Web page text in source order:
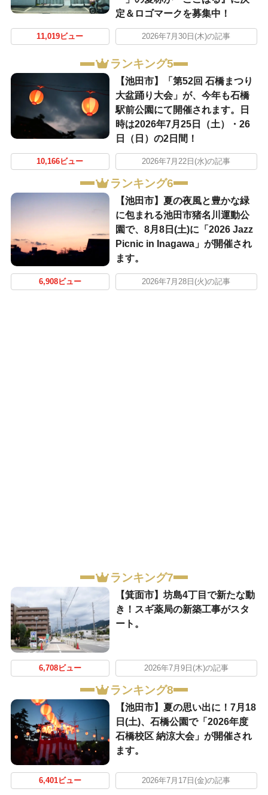
定＆ロゴマークを募集中！
11,019ビュー 2026年7月30日(木)の記事
ランキング5
【池田市】「第52回 石橋まつり
大盆踊り大会」が、今年も石橋
駅前公園にて開催されます。日
時は2026年7月25日（土）・26
日（日）の2日間！
10,166ビュー 2026年7月22日(水)の記事
ランキング6
【池田市】夏の夜風と豊かな緑
に包まれる池田市猪名川運動公
園で、8月8日(土)に「2026 Jazz
Picnic in Inagawa」が開催され
ます。
6,908ビュー 2026年7月28日(火)の記事
ランキング7
【箕面市】坊島4丁目で新たな動
き！スギ薬局の新築工事がスタ
ート。
6,708ビュー 2026年7月9日(木)の記事
ランキング8
【池田市】夏の思い出に！7月18
日(土)、石橋公園で「2026年度
石橋校区 納涼大会」が開催され
ます。
6,401ビュー 2026年7月17日(金)の記事